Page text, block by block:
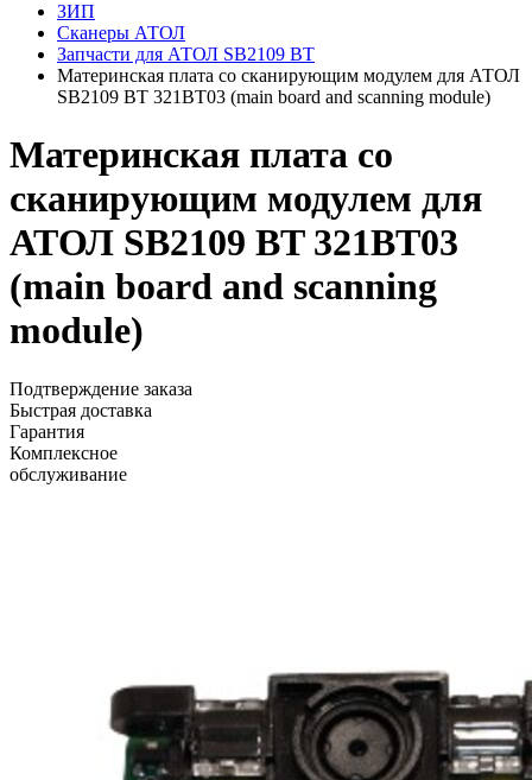
ЗИП
Сканеры АТОЛ
Запчасти для АТОЛ SB2109 BT
Материнская плата со сканирующим модулем для АТОЛ
SB2109 BT 321BT03 (main board and scanning module)
Материнская плата со
сканирующим модулем для
АТОЛ SB2109 BT 321BT03
(main board and scanning
module)
Подтверждение заказа
Быстрая доставка
Гарантия
Комплексное
обслуживание